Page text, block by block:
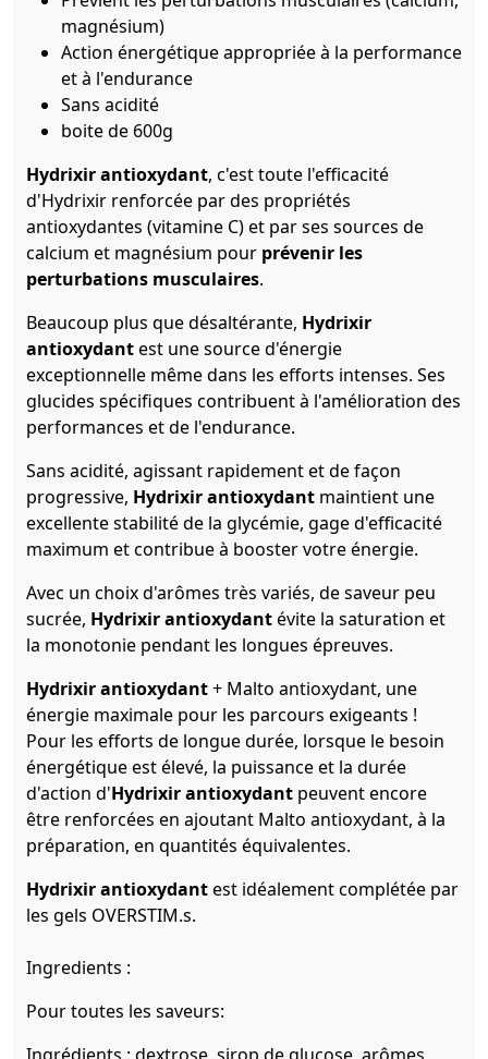
magnésium)
Action énergétique appropriée à la performance
et à l'endurance
Sans acidité
boite de 600g
Hydrixir antioxydant, c'est toute l'efficacité
d'Hydrixir renforcée par des propriétés
antioxydantes (vitamine C) et par ses sources de
calcium et magnésium pour prévenir les
perturbations musculaires.
Beaucoup plus que désaltérante, Hydrixir
antioxydantest une source d'énergie
exceptionnelle même dans les efforts intenses. Ses
glucides spécifiques contribuent à l'amélioration des
performances et de l'endurance.
Sans acidité, agissant rapidement et de façon
progressive, Hydrixir antioxydant maintient une
excellente stabilité de la glycémie, gage d'efficacité
maximum et contribue à booster votre énergie.
Avec un choix d'arômes très variés, de saveur peu
sucrée, Hydrixir antioxydantévite la saturation et
la monotonie pendant les longues épreuves.
Hydrixir antioxydant+ Malto antioxydant, une
énergie maximale pour les parcours exigeants !
Pour les efforts de longue durée, lorsque le besoin
énergétique est élevé, la puissance et la durée
d'action d'Hydrixir antioxydant peuvent encore
être renforcées en ajoutant Malto antioxydant, à la
préparation, en quantités équivalentes.
Hydrixir antioxydantest idéalement complétée par
les gels OVERSTIM.s.
Ingredients :
Pour toutes les saveurs: